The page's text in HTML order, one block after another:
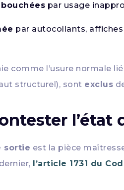
par usage
par autocollants,
comme l’usure normale
structurel), sont exclus
l’état
sortie est la pièce
l’article 1731 du